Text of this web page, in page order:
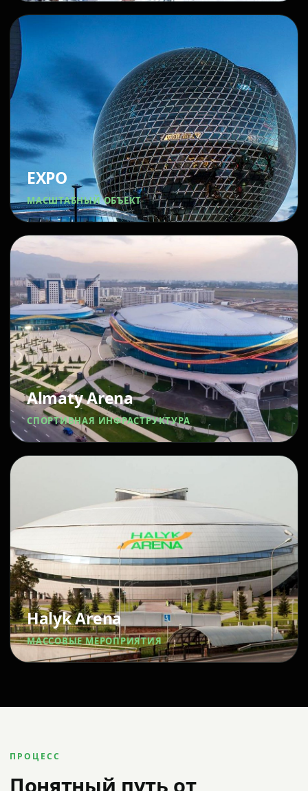
EXPO
МАСШТАБНЫЙ ОБЪЕКТ
Almaty Arena
СПОРТИВНАЯ ИНФРАСТРУКТУРА
Halyk Arena
МАССОВЫЕ МЕРОПРИЯТИЯ
ПРОЦЕСС
Понятный путь от